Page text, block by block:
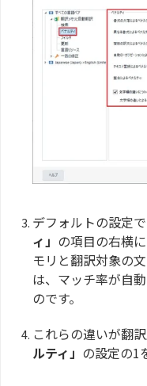
デフォルトの設定で
ィ」 の項目の右横に
モリと翻訳対象の
は、マッチ率が自
のです。
これらの違いが翻
ルティ」 の設定の1